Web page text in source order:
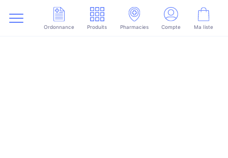
Ordonnance Produits Pharmacies Compte Ma liste